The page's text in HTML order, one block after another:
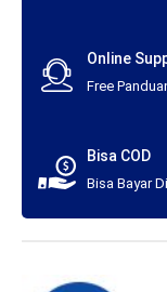
Online
Free
Bisa COD
Bisa Bayar